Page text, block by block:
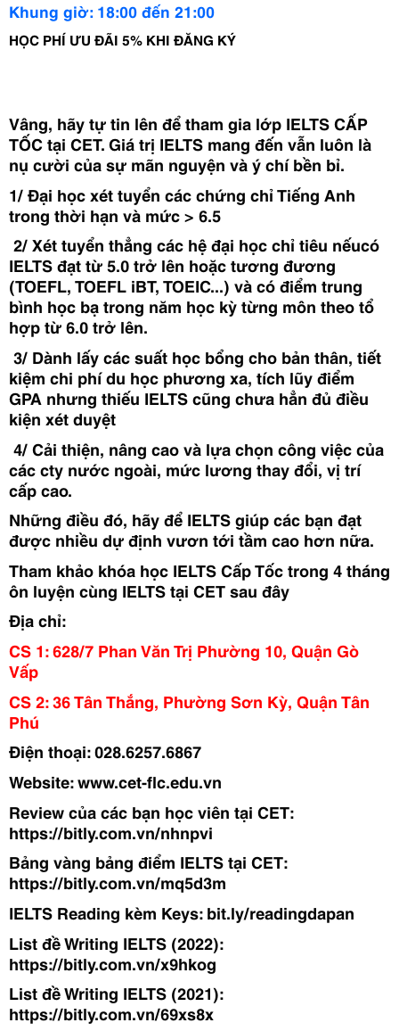
Khung giờ: 18:00 đến 21:00
HỌC PHÍ ƯU ĐÃI 5% KHI ĐĂNG KÝ
Vâng, hãy tự tin lên để tham gia lớp IELTS CẤP
TỐC tại CET. Giá trị IELTS mang đến vẫn luôn là
nụ cười của sự mãn nguyện và ý chí bền bỉ.
1/ Đại học xét tuyển các chứng chỉ Tiếng Anh
trong thời hạn và mức > 6.5
2/ Xét tuyển thẳng các hệ đại học chỉ tiêu nếucó
IELTS đạt từ 5.0 trở lên hoặc tương đương
(TOEFL, TOEFL iBT, TOEIC...) và có điểm trung
bình học bạ trong năm học kỳ từng môn theo tổ
hợp từ 6.0 trở lên.
3/ Dành lấy các suất học bổng cho bản thân, tiết
kiệm chi phí du học phương xa, tích lũy điểm
GPA nhưng thiếu IELTS cũng chưa hẳn đủ điều
kiện xét duyệt
4/ Cải thiện, nâng cao và lựa chọn công việc của
các cty nước ngoài, mức lương thay đổi, vị trí
cấp cao.
Những điều đó, hãy để IELTS giúp các bạn đạt
được nhiều dự định vươn tới tầm cao hơn nữa.
Tham khảo khóa học IELTS Cấp Tốc trong 4 tháng
ôn luyện cùng IELTS tại CET sau đây
Địa chỉ:
CS 1: 628/7 Phan Văn Trị Phường 10, Quận Gò
Vấp
CS 2: 36 Tân Thắng, Phường Sơn Kỳ, Quận Tân
Phú
Điện thoại: 028.6257.6867
Website: www.cet-flc.edu.vn
Review của các bạn học viên tại CET:
https://bitly.com.vn/nhnpvi
Bảng vàng bảng điểm IELTS tại CET:
https://bitly.com.vn/mq5d3m
IELTS Reading kèm Keys: bit.ly/readingdapan
List đề Writing IELTS (2022):
https://bitly.com.vn/x9hkog
List đề Writing IELTS (2021):
https://bitly.com.vn/69xs8x